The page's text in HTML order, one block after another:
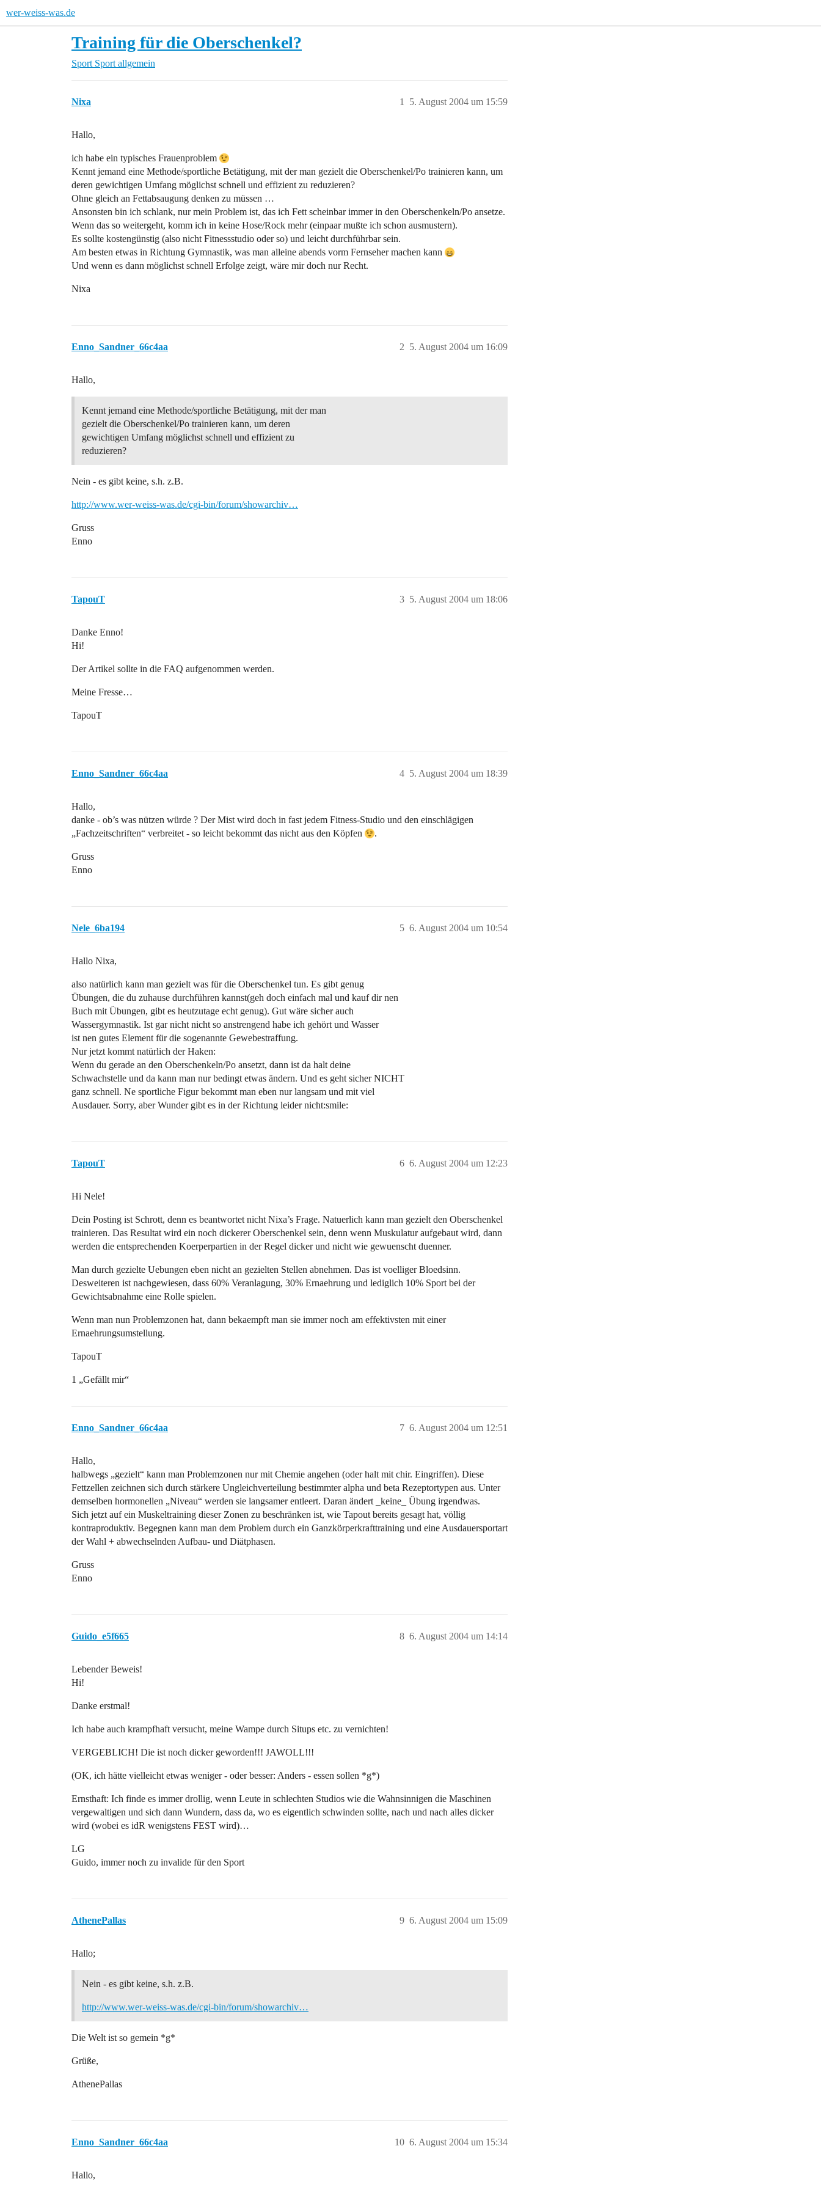
wer-weiss-was.de
Training für die Oberschenkel?
Sport Sport allgemein
Nixa 5. August 2004 um 15:59
1
Hallo,
ich habe ein typisches Frauenproblem
Kennt jemand eine Methode/sportliche Betätigung, mit der man gezielt die Oberschenkel/Po trainieren kann, um
deren gewichtigen Umfang möglichst schnell und effizient zu reduzieren?
Ohne gleich an Fettabsaugung denken zu müssen …
Ansonsten bin ich schlank, nur mein Problem ist, das ich Fett scheinbar immer in den Oberschenkeln/Po ansetze.
Wenn das so weitergeht, komm ich in keine Hose/Rock mehr (einpaar mußte ich schon ausmustern).
Es sollte kostengünstig (also nicht Fitnessstudio oder so) und leicht durchführbar sein.
Am besten etwas in Richtung Gymnastik, was man alleine abends vorm Fernseher machen kann
Und wenn es dann möglichst schnell Erfolge zeigt, wäre mir doch nur Recht.
Nixa
Enno_Sandner_66c4aa 5. August 2004 um 16:09
2
Hallo,
Kennt jemand eine Methode/sportliche Betätigung, mit der man
gezielt die Oberschenkel/Po trainieren kann, um deren
gewichtigen Umfang möglichst schnell und effizient zu
reduzieren?
Nein - es gibt keine, s.h. z.B.
http://www.wer-weiss-was.de/cgi-bin/forum/showarchiv…
Gruss
Enno
TapouT 5. August 2004 um 18:06
3
Danke Enno!
Hi!
Der Artikel sollte in die FAQ aufgenommen werden.
Meine Fresse…
TapouT
Enno_Sandner_66c4aa 5. August 2004 um 18:39
4
Hallo,
danke - ob’s was nützen würde ? Der Mist wird doch in fast jedem Fitness-Studio und den einschlägigen
„Fachzeitschriften“ verbreitet - so leicht bekommt das nicht aus den Köpfen
.
Gruss
Enno
Nele_6ba194 6. August 2004 um 10:54
5
Hallo Nixa,
also natürlich kann man gezielt was für die Oberschenkel tun. Es gibt genug
Übungen, die du zuhause durchführen kannst(geh doch einfach mal und kauf dir nen
Buch mit Übungen, gibt es heutzutage echt genug). Gut wäre sicher auch
Wassergymnastik. Ist gar nicht nicht so anstrengend habe ich gehört und Wasser
ist nen gutes Element für die sogenannte Gewebestraffung.
Nur jetzt kommt natürlich der Haken:
Wenn du gerade an den Oberschenkeln/Po ansetzt, dann ist da halt deine
Schwachstelle und da kann man nur bedingt etwas ändern. Und es geht sicher NICHT
ganz schnell. Ne sportliche Figur bekommt man eben nur langsam und mit viel
Ausdauer. Sorry, aber Wunder gibt es in der Richtung leider nicht:smile:
TapouT 6. August 2004 um 12:23
6
Hi Nele!
Dein Posting ist Schrott, denn es beantwortet nicht Nixa’s Frage. Natuerlich kann man gezielt den Oberschenkel
trainieren. Das Resultat wird ein noch dickerer Oberschenkel sein, denn wenn Muskulatur aufgebaut wird, dann
werden die entsprechenden Koerperpartien in der Regel dicker und nicht wie gewuenscht duenner.
Man durch gezielte Uebungen eben nicht an gezielten Stellen abnehmen. Das ist voelliger Bloedsinn.
Desweiteren ist nachgewiesen, dass 60% Veranlagung, 30% Ernaehrung und lediglich 10% Sport bei der
Gewichtsabnahme eine Rolle spielen.
Wenn man nun Problemzonen hat, dann bekaempft man sie immer noch am effektivsten mit einer
Ernaehrungsumstellung.
TapouT
1 „Gefällt mir“
Enno_Sandner_66c4aa 6. August 2004 um 12:51
7
Hallo,
halbwegs „gezielt“ kann man Problemzonen nur mit Chemie angehen (oder halt mit chir. Eingriffen). Diese
Fettzellen zeichnen sich durch stärkere Ungleichverteilung bestimmter alpha und beta Rezeptortypen aus. Unter
demselben hormonellen „Niveau“ werden sie langsamer entleert. Daran ändert _keine_ Übung irgendwas.
Sich jetzt auf ein Muskeltraining dieser Zonen zu beschränken ist, wie Tapout bereits gesagt hat, völlig
kontraproduktiv. Begegnen kann man dem Problem durch ein Ganzkörperkrafttraining und eine Ausdauersportart
der Wahl + abwechselnden Aufbau- und Diätphasen.
Gruss
Enno
Guido_e5f665 6. August 2004 um 14:14
8
Lebender Beweis!
Hi!
Danke erstmal!
Ich habe auch krampfhaft versucht, meine Wampe durch Situps etc. zu vernichten!
VERGEBLICH! Die ist noch dicker geworden!!! JAWOLL!!!
(OK, ich hätte vielleicht etwas weniger - oder besser: Anders - essen sollen *g*)
Ernsthaft: Ich finde es immer drollig, wenn Leute in schlechten Studios wie die Wahnsinnigen die Maschinen
vergewaltigen und sich dann Wundern, dass da, wo es eigentlich schwinden sollte, nach und nach alles dicker
wird (wobei es idR wenigstens FEST wird)…
LG
Guido, immer noch zu invalide für den Sport
AthenePallas 6. August 2004 um 15:09
9
Hallo;
Nein - es gibt keine, s.h. z.B.
http://www.wer-weiss-was.de/cgi-bin/forum/showarchiv…
Die Welt ist so gemein *g*
Grüße,
AthenePallas
Enno_Sandner_66c4aa 6. August 2004 um 15:34
10
Hallo,